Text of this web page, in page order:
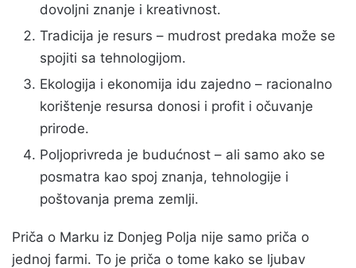
dovoljni znanje i kreativnost.
Tradicija je resurs – mudrost predaka može se
spojiti sa tehnologijom.
Ekologija i ekonomija idu zajedno – racionalno
korištenje resursa donosi i profit i očuvanje
prirode.
Poljoprivreda je budućnost – ali samo ako se
posmatra kao spoj znanja, tehnologije i
poštovanja prema zemlji.
Priča o Marku iz Donjeg Polja nije samo priča o
jednoj farmi. To je priča o tome kako se ljubav